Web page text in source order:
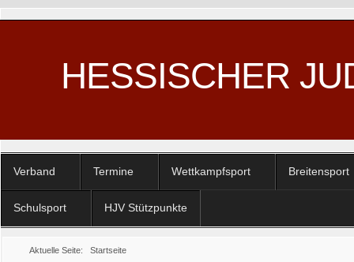
HESSISCHER
Verband Termine Wettkampfsport Breitensport
Schulsport HJV Stützpunkte
Aktuelle Seite: Startseite